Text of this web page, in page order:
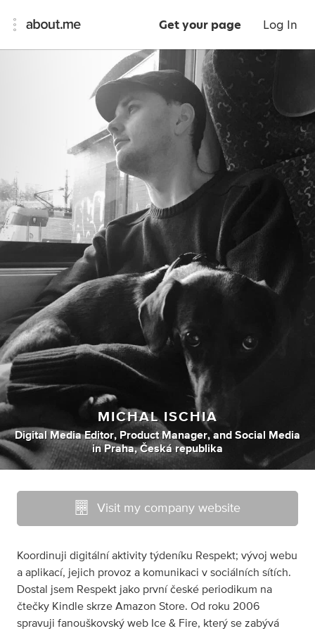
Get your page Log In
MICHAL ISCHIA
Digital Media Editor, Product Manager, and Social Media
inPraha, Česká republika
Visit my company website
Koordinuji digitální aktivity týdeníku Respekt; vývoj webu
a aplikací, jejich provoz a komunikaci v sociálních sítích.
Dostal jsem Respekt jako první české periodikum na
čtečky Kindle skrze Amazon Store. Od roku 2006
spravuji fanouškovský web Ice & Fire, který se zabývá